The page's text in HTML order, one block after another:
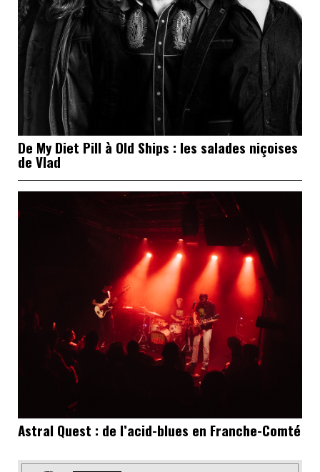
De My Diet Pill à Old Ships : les salades niçoises
de Vlad
Astral Quest : de l’acid-blues en Franche-Comté